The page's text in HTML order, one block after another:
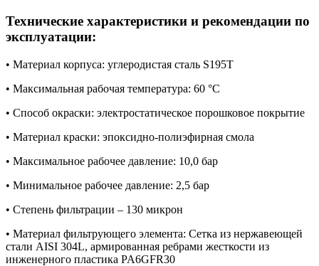
Технические характеристики и рекомендации по
эксплуатации:
• Материал корпуса: углеродистая сталь S195T
• Максимальная рабочая температура: 60 °C
• Способ окраски: электростатическое порошковое покрытие
• Материал краски: эпоксидно-полиэфирная смола
• Максимальное рабочее давление: 10,0 бар
• Минимальное рабочее давление: 2,5 бар
• Степень фильтрации – 130 микрон
• Материал фильтрующего элемента: Сетка из нержавеющей
стали AISI 304L, армированная ребрами жесткости из
инженерного пластика PA6GFR30